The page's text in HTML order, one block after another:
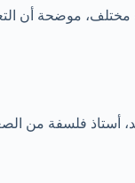
مختلف، موضحة
أستاذ فلسفة من